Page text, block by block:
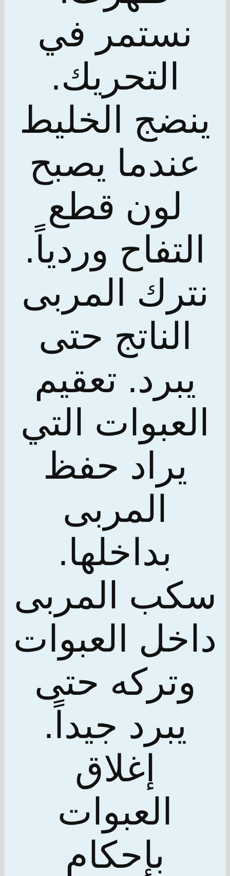
نستمر في
التحريك.
ينضج الخليط
عندما يصبح
لون قطع
التفاح وردياً.
نترك المربى
الناتج حتى
يبرد. تعقيم
العبوات التي
يراد حفظ
المربى
بداخلها.
سكب المربى
داخل العبوات
وتركه حتى
يبرد جيداً.
إغلاق
العبوات
بإحكام